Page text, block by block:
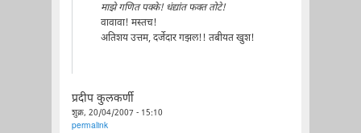
माझे गणित पक्के! धंद्यांत फक्त तोटे!
वावावा! मस्तच!
अतिशय उत्तम, दर्जेदार गझल!! तबीयत खुश!
प्रदीप कुलकर्णी
शुक्र, 20/04/2007 - 15:10
permalink